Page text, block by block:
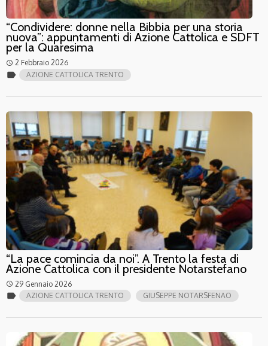
“Condividere: donne nella Bibbia per una storia
nuova”: appuntamenti di Azione Cattolica e SDFT
per la Quaresima
access_time 2 Febbraio 2026
label AZIONE CATTOLICA TRENTO
“La pace comincia da noi”. A Trento la festa di
Azione Cattolica con il presidente Notarstefano
access_time 29 Gennaio 2026
label AZIONE CATTOLICA TRENTO GIUSEPPE NOTARSFENAO